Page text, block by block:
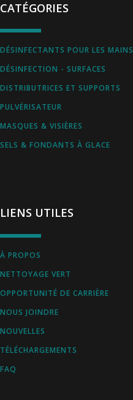
CATÉGORIES
DÉSINFECTANTS POUR LES MAINS
DÉSINFECTION - SURFACES
DISTRIBUTRICES ET SUPPORTS
PULVÉRISATEUR
MASQUES & VISIÈRES
SELS & FONDANTS À GLACE
LIENS UTILES
À PROPOS
NETTOYAGE VERT
OPPORTUNITÉ DE CARRIÈRE
NOUS JOINDRE
NOUVELLES
TÉLÉCHARGEMENTS
FAQ